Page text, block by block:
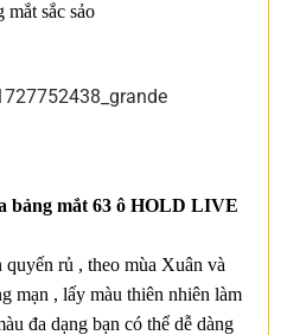
mắt sắc sảo
bảng mắt 63 ô HOLD LIVE
rủ , theo mùa Xuân và
mạn , lấy màu thiên nhiên làm
đa dạng bạn có thể dễ dàng